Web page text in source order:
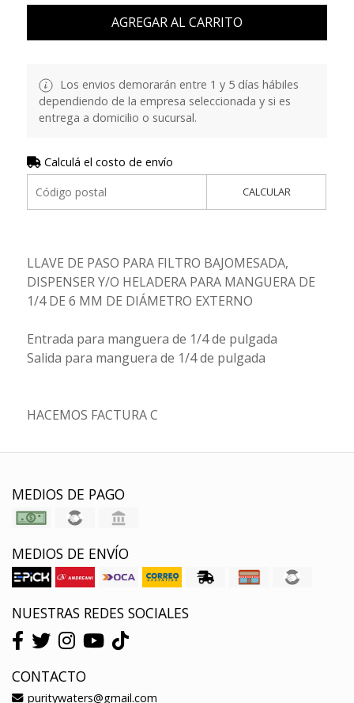
AGREGAR AL CARRITO
Los envios demorarán entre 1 y 5 días hábiles
dependiendo de la empresa seleccionada y si es
entrega a domicilio o sucursal.
Calculá el costo de envío
CALCULAR
LLAVE DE PASO PARA FILTRO BAJOMESADA,
DISPENSER Y/O HELADERA PARA MANGUERA DE
1/4 DE 6 MM DE DIÁMETRO EXTERNO
Entrada para manguera de 1/4 de pulgada
Salida para manguera de 1/4 de pulgada
HACEMOS FACTURA C
MEDIOS DE PAGO
MEDIOS DE ENVÍO
NUESTRAS REDES SOCIALES
CONTACTO
puritywaters@gmail.com